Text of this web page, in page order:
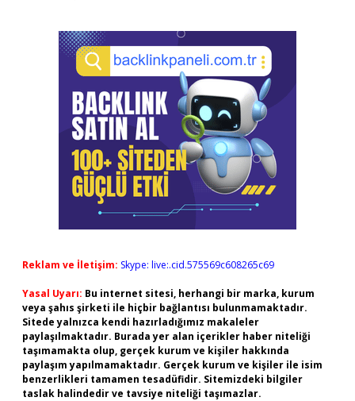
Reklam ve İletişim: Skype: live:.cid.575569c608265c69
Yasal Uyarı: Bu internet sitesi, herhangi bir marka, kurum
veya şahıs şirketi ile hiçbir bağlantısı bulunmamaktadır.
Sitede yalnızca kendi hazırladığımız makaleler
paylaşılmaktadır. Burada yer alan içerikler haber niteliği
taşımamakta olup, gerçek kurum ve kişiler hakkında
paylaşım yapılmamaktadır. Gerçek kurum ve kişiler ile isim
benzerlikleri tamamen tesadüfidir. Sitemizdeki bilgiler
taslak halindedir ve tavsiye niteliği taşımazlar.